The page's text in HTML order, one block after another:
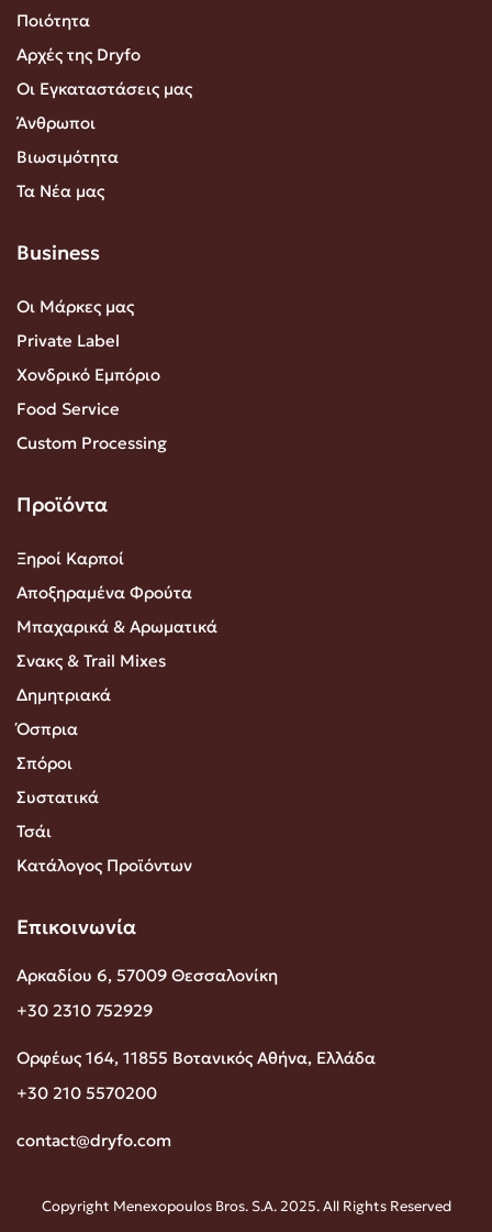
Ποιότητα
Αρχές της Dryfo
Οι Εγκαταστάσεις μας
Άνθρωποι
Βιωσιμότητα
Τα Νέα μας
Business
Οι Μάρκες μας
Private Label
Χονδρικό Εμπόριο
Food Service
Custom Processing
Προϊόντα
Ξηροί Καρποί
Αποξηραμένα Φρούτα
Μπαχαρικά & Αρωματικά
Σνακς & Trail Mixes
Δημητριακά
Όσπρια
Σπόροι
Συστατικά
Τσάι
Κατάλογος Προϊόντων
Επικοινωνία
Αρκαδίου 6, 57009 Θεσσαλονίκη
+30 2310 752929
Ορφέως 164, 11855 Βοτανικός Αθήνα, Ελλάδα
+30 210 5570200
contact@dryfo.com
Copyright Menexopoulos Bros. S.A. 2025. All Rights Reserved